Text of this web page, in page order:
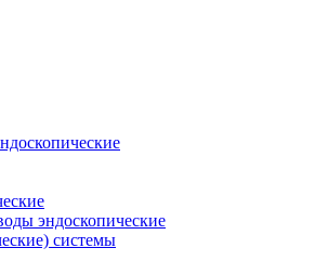
эндоскопические
системы